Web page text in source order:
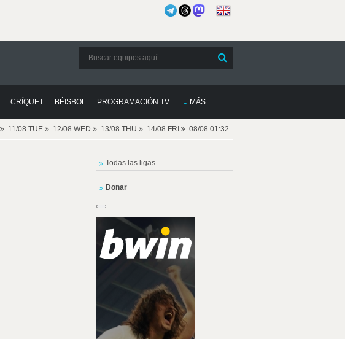
CRÍQUET BÉISBOL PROGRAMACIÓN TV MÁS
11/08 TUE 12/08 WED 13/08 THU 14/08 FRI 08/08 01:32
Todas las ligas
Donar